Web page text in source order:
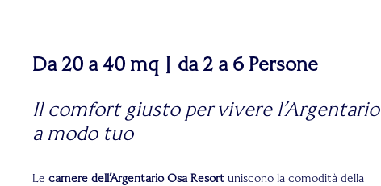
Da 20 a 40 mq | da 2 a 6 Persone
Il comfort giusto per vivere l’Argentario
a modo tuo
Lecamere dell’Argentario Osa Resort uniscono la comodità della